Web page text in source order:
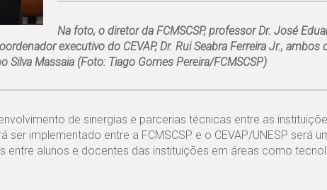
Na foto, o diretor da FCMSCSP, professor Dr. José
executivo do CEVAP, Dr. Rui Seabra Ferreira Jr., ambos
Silva Massaia (Foto: Tiago Gomes Pereira/FCMSCSP)
de sinergias e parcerias técnicas entre as
implementado entre a FCMSCSP e o CEVAP/UNESP será
alunos e docentes das instituições em áreas como